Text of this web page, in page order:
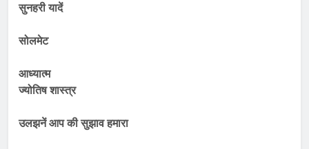
सुनहरी यादें
सोलमेट
आध्यात्म
ज्योतिष शास्त्र
उलझनें आप की सुझाव हमारा